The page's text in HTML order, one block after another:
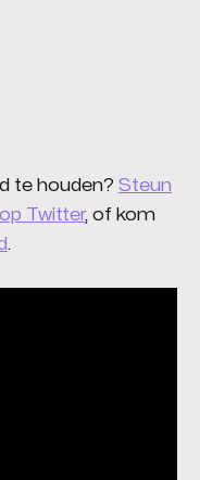
te houden? Steun
op Twitter, of kom
.